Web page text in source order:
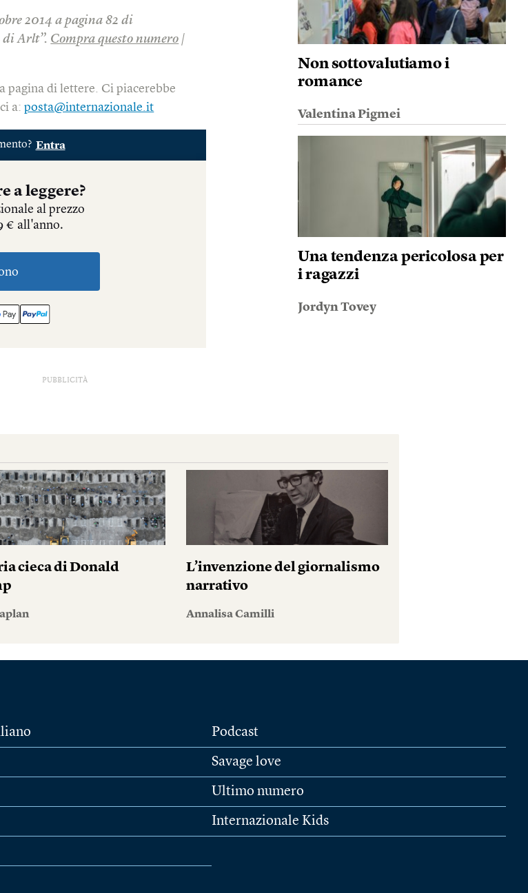
2014 a pagina 82 di
Arlt”. Compra questo numero |
pagina di lettere. Ci piacerebbe
a:posta@internazionale.it
Non sottovalutiamo i
romance
Valentina Pigmei
Una tendenza pericolosa per
i ragazzi
Jordyn Tovey
PUBBLICITÀ
cieca di Donald
L’invenzione del giornalismo
narrativo
Annalisa Camilli
Podcast
Savage love
Ultimo numero
Internazionale Kids